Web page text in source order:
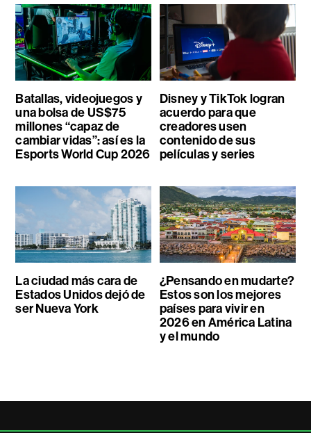
Batallas, videojuegos y
una bolsa de US$75
millones “capaz de
cambiar vidas”: así es la
Esports World Cup 2026
Disney y TikTok logran
acuerdo para que
creadores usen
contenido de sus
películas y series
La ciudad más cara de
Estados Unidos dejó de
ser Nueva York
¿Pensando en mudarte?
Estos son los mejores
países para vivir en
2026 en América Latina
y el mundo